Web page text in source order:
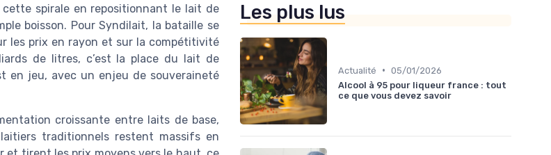
spirale en repositionnant le lait de
boisson. Pour Syndilait, la bataille se
les prix en rayon et sur la compétitivité
de litres, c’est la place du lait de
en jeu, avec un enjeu de souveraineté
croissante entre laits de base,
traditionnels restent massifs en
Les plus lus
Actualité • 05/01/2026
Alcool à 95 pour liqueur france : tout
ce que vous devez savoir